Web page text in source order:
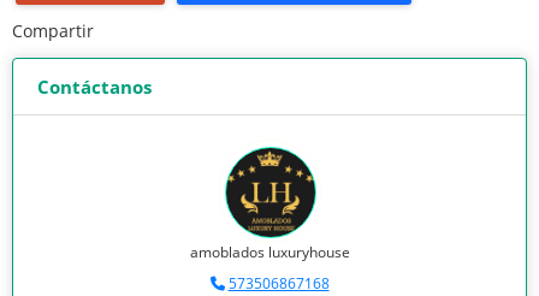
Compartir
Contáctanos
amoblados luxuryhouse
573506867168